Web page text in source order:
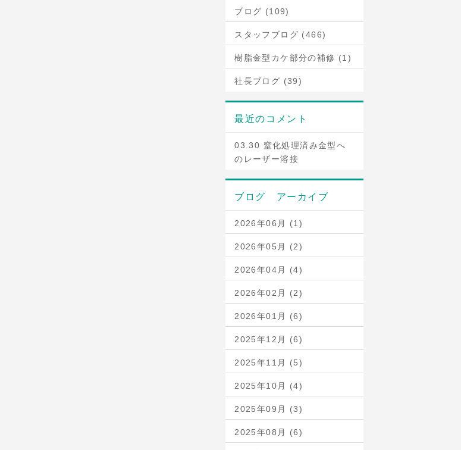
ブログ (109)
スタッフブログ (466)
樹脂金型カケ部分の補修 (1)
社長ブログ (39)
最近のコメント
03.30 窒化処理済み金型へ
のレーザー溶接
ブログ アーカイブ
2026年06月 (1)
2026年05月 (2)
2026年04月 (4)
2026年02月 (2)
2026年01月 (6)
2025年12月 (6)
2025年11月 (5)
2025年10月 (4)
2025年09月 (3)
2025年08月 (6)